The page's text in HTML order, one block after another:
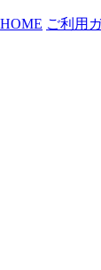
HOME ご利用